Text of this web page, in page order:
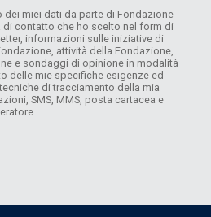
dei miei dati da parte di Fondazione
di contatto che ho scelto nel form di
informazioni sulle iniziative di
attività della Fondazione,
e sondaggi di opinione in modalità
delle mie specifiche esigenze ed
di tracciamento della mia
SMS, MMS, posta cartacea e